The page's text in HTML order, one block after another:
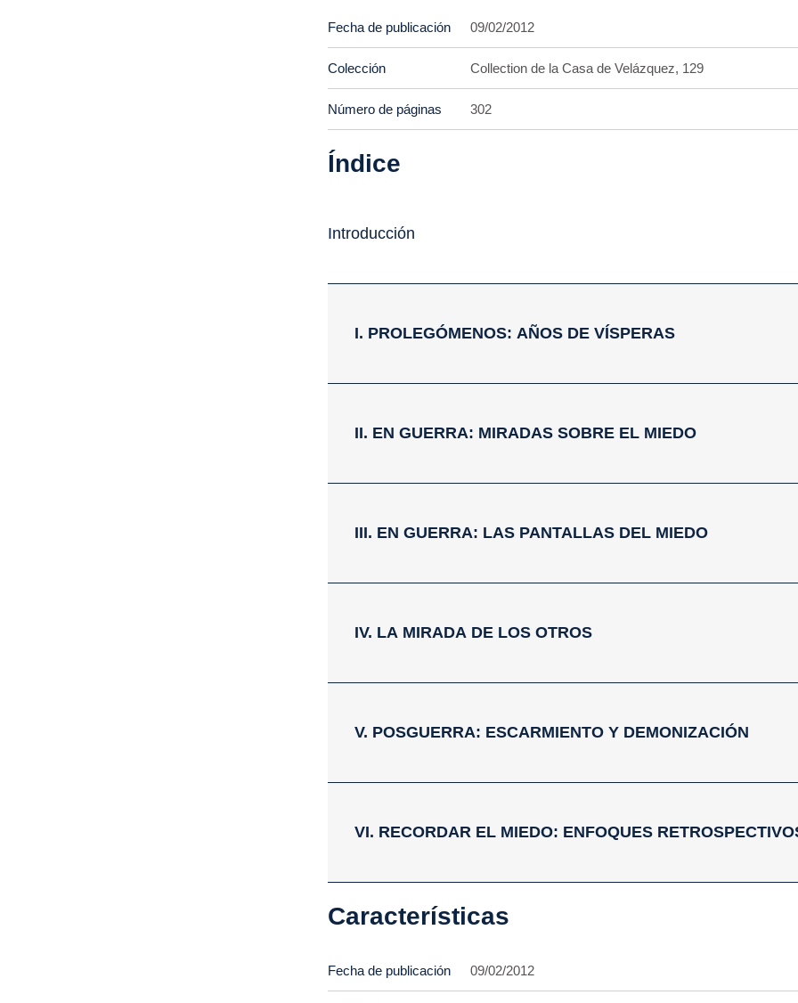
Fecha de publicación 09/02/2012
Colección Collection de la Casa de Velázquez, 129
Número de páginas 302
Índice
Introducción
I. PROLEGÓMENOS: AÑOS DE VÍSPERAS
II. EN GUERRA: MIRADAS SOBRE EL MIEDO
III. EN GUERRA: LAS PANTALLAS DEL MIEDO
IV. LA MIRADA DE LOS OTROS
V. POSGUERRA: ESCARMIENTO Y DEMONIZACIÓN
VI. RECORDAR EL MIEDO: ENFOQUES
Características
Fecha de publicación 09/02/2012